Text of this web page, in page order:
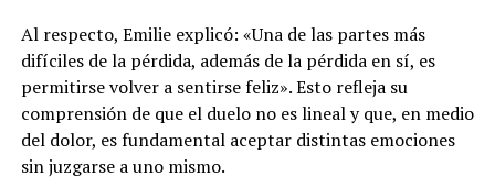
Al respecto, Emilie explicó: «Una de las partes más
difíciles de la pérdida, además de la pérdida en sí, es
permitirse volver a sentirse feliz». Esto refleja su
comprensión de que el duelo no es lineal y que, en medio
del dolor, es fundamental aceptar distintas emociones
sin juzgarse a uno mismo.